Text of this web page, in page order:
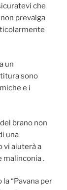
che
prevalga
un
sono
e i
brano non
una
vi aiuterà a
malinconia .
“Pavana per